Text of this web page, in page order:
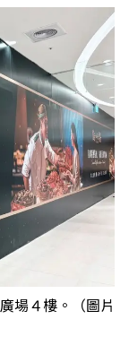
場４樓。（圖片